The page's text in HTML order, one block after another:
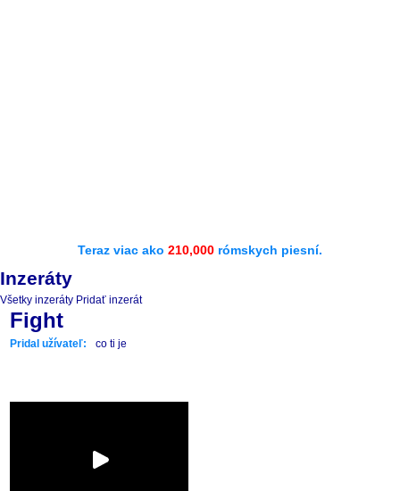
Teraz viac ako 210,000 rómskych piesní.
Inzeráty
Všetky inzeráty Pridať inzerát
Fight
Pridal užívateľ: co ti je